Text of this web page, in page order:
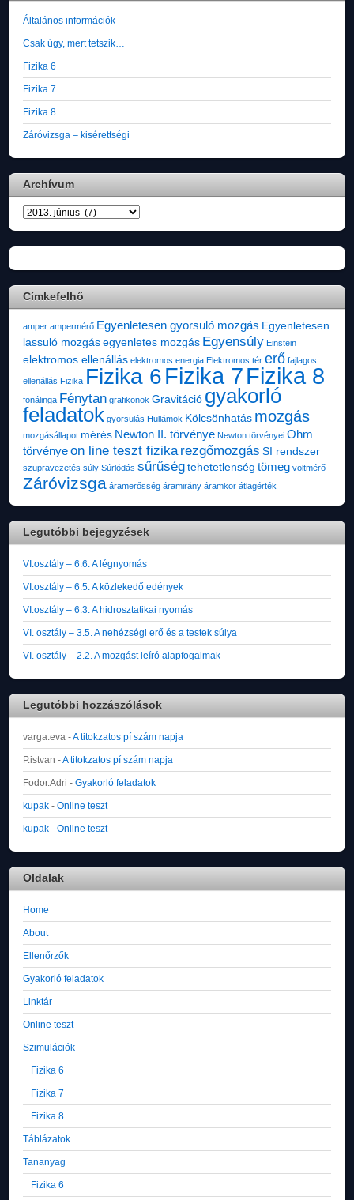
Általános információk
Csak úgy, mert tetszik…
Fizika 6
Fizika 7
Fizika 8
Záróvizsga – kisérettségi
Archívum
Archívum
Címkefelhő
amper ampermérő Egyenletesen gyorsuló mozgás Egyenletesen
lassuló mozgás egyenletes mozgás Egyensúly Einstein
elektromos ellenállás elektromos energia Elektromos tér erő fajlagos
ellenállás Fizika Fizika 6Fizika 7Fizika 8
fonálinga Fénytan grafikonok Gravitáció gyakorló
feladatok gyorsulás Hullámok Kölcsönhatás mozgás
mozgásállapot mérés Newton II. törvénye Newton törvényei Ohm
törvényeon line teszt fizika rezgőmozgás SI rendszer
szupravezetés súly Súrlódás sűrűség tehetetlenség tömeg voltmérő
Záróvizsga áramerősség áramirány áramkör átlagérték
Legutóbbi bejegyzések
VI.osztály – 6.6. A légnyomás
VI.osztály – 6.5. A közlekedő edények
VI.osztály – 6.3. A hidrosztatikai nyomás
VI. osztály – 3.5. A nehézségi erő és a testek súlya
VI. osztály – 2.2. A mozgást leíró alapfogalmak
Legutóbbi hozzászólások
varga.eva -A titokzatos pí szám napja
P.istvan -A titokzatos pí szám napja
Fodor.Adri -Gyakorló feladatok
kupak -Online teszt
kupak -Online teszt
Oldalak
Home
About
Ellenőrzők
Gyakorló feladatok
Linktár
Online teszt
Szimulációk
Fizika 6
Fizika 7
Fizika 8
Táblázatok
Tananyag
Fizika 6